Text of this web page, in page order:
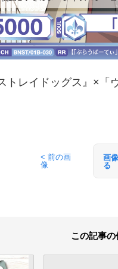
トレイドッグス』×「
< 前の画
像
画
る
この記事の